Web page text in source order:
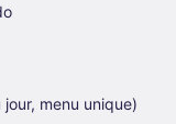
menu unique)